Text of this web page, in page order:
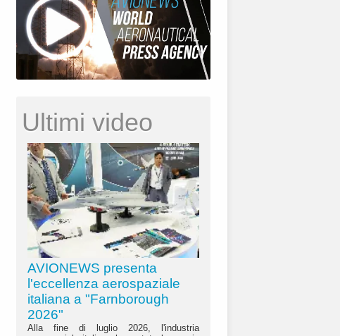
Ultimi video
AVIONEWS presenta
l'eccellenza aerospaziale
italiana a "Farnborough
2026"
Alla fine di luglio 2026, l'industria